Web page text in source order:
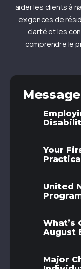
aider les clients à
exigences de
clarté et les
comprendre le
Your
United
What’s
August
Major